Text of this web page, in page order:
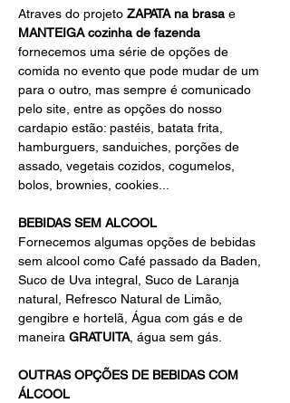
Atraves do projeto ZAPATA na brasa e
MANTEIGA cozinha de fazenda
fornecemos uma série de opções de
comida no evento que pode mudar de um
para o outro, mas sempre é comunicado
pelo site, entre as opções do nosso
cardapio estão: pastéis, batata frita,
hamburguers, sanduiches, porções de
assado, vegetais cozidos, cogumelos,
bolos, brownies, cookies...
BEBIDAS SEM ALCOOL
Fornecemos algumas opções de bebidas
sem alcool como Café passado da Baden,
Suco de Uva integral, Suco de Laranja
natural, Refresco Natural de Limão,
gengibre e hortelã, Água com gás e de
maneira GRATUITA, água sem gás.
OUTRAS OPÇÕES DE BEBIDAS COM
ÁLCOOL